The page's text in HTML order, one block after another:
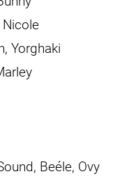
Yorghaki
Beéle, Ovy